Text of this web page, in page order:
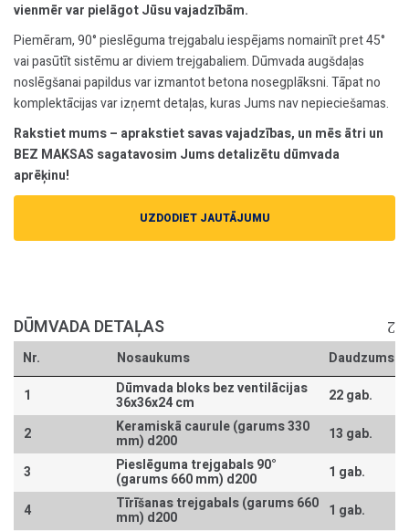
vienmēr var pielāgot Jūsu vajadzībām.
Piemēram, 90° pieslēguma trejgabalu iespējams nomainīt pret 45°
vai pasūtīt sistēmu ar diviem trejgabaliem. Dūmvada augšdaļas
noslēgšanai papildus var izmantot betona nosegplāksni. Tāpat no
komplektācijas var izņemt detaļas, kuras Jums nav nepieciešamas.
Rakstiet mums – aprakstiet savas vajadzības, un mēs ātri un
BEZ MAKSAS sagatavosim Jums detalizētu dūmvada
aprēķinu!
UZDODIET JAUTĀJUMU
DŪMVADA DETAĻAS
Nr. Nosaukums
Daudzums
1
Dūmvada bloks bez ventilācijas
36x36x24 cm
22 gab.
2
Keramiskā caurule (garums 330
mm) d200
13 gab.
3
Pieslēguma trejgabals 90°
(garums 660 mm) d200
1 gab.
4
Tīrīšanas trejgabals (garums 660
mm) d200
1 gab.